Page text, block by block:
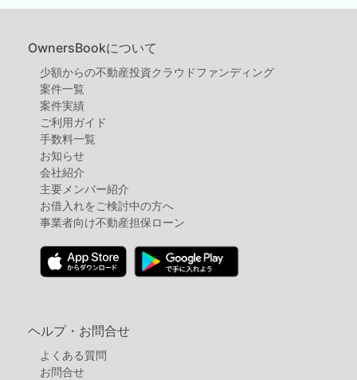
ユーザーメニュー＞払戻する
より、金額を入力して「内容を確認する」をクリッ
クしてください。​
す。
す。
OwnersBookについて
少額からの不動産投資クラウドファンディング
案件⼀覧
案件実績
ご利用ガイド
手数料一覧
お知らせ
会社紹介
主要メンバー紹介
お借入れをご検討中の方へ
事業者向け不動産担保ローン
ヘルプ・お問合せ
よくある質問
お問合せ